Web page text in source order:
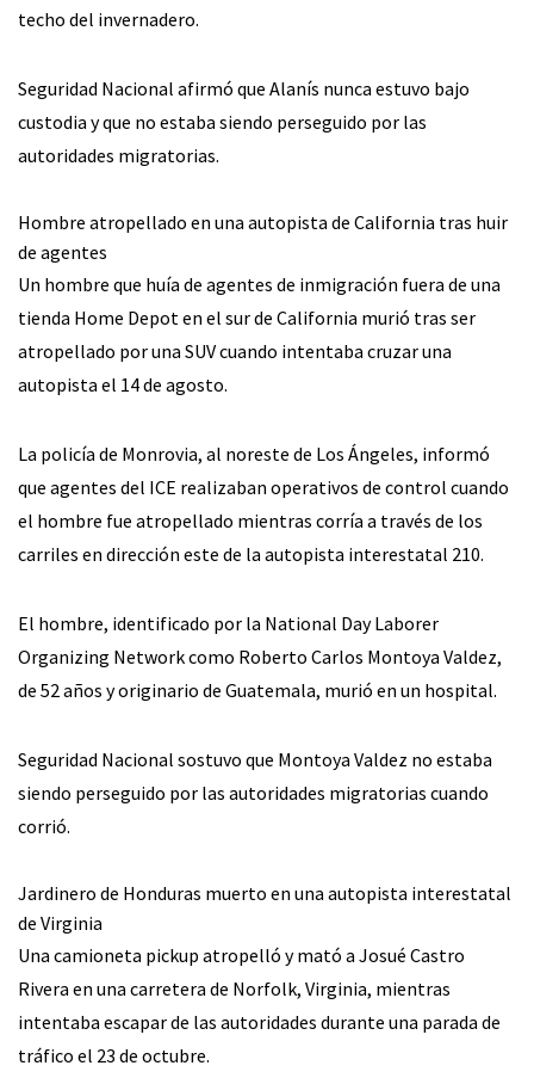
techo del invernadero.
Seguridad Nacional afirmó que Alanís nunca estuvo bajo
custodia y que no estaba siendo perseguido por las
autoridades migratorias.
Hombre atropellado en una autopista de California tras huir
de agentes
Un hombre que huía de agentes de inmigración fuera de una
tienda Home Depot en el sur de California murió tras ser
atropellado por una SUV cuando intentaba cruzar una
autopista el 14 de agosto.
La policía de Monrovia, al noreste de Los Ángeles, informó
que agentes del ICE realizaban operativos de control cuando
el hombre fue atropellado mientras corría a través de los
carriles en dirección este de la autopista interestatal 210.
El hombre, identificado por la National Day Laborer
Organizing Network como Roberto Carlos Montoya Valdez,
de 52 años y originario de Guatemala, murió en un hospital.
Seguridad Nacional sostuvo que Montoya Valdez no estaba
siendo perseguido por las autoridades migratorias cuando
corrió.
Jardinero de Honduras muerto en una autopista interestatal
de Virginia
Una camioneta pickup atropelló y mató a Josué Castro
Rivera en una carretera de Norfolk, Virginia, mientras
intentaba escapar de las autoridades durante una parada de
tráfico el 23 de octubre.